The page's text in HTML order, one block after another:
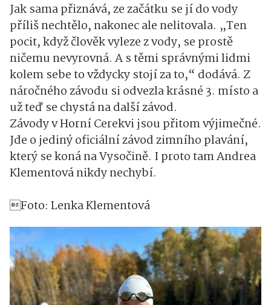
Jak sama přiznává, ze začátku se jí do vody
příliš nechtělo, nakonec ale nelitovala. „Ten
pocit, když člověk vyleze z vody, se prostě
ničemu nevyrovná. A s těmi správnými lidmi
kolem sebe to vždycky stojí za to,“ dodává. Z
náročného závodu si odvezla krásné 3. místo a
už teď se chystá na další závod.
Závody v Horní Cerekvi jsou přitom výjimečné.
Jde o jediný oficiální závod zimního plavání,
který se koná na Vysočině. I proto tam Andrea
Klementová nikdy nechybí.
Foto: Lenka Klementová